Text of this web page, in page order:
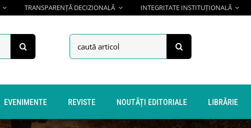
TRANSPARENȚĂ DECIZIONALĂ INTEGRITATE INSTITUȚIONALĂ
Search
for:
EVENIMENTE REVISTE NOUTĂȚI EDITORIALE LIBRĂRIE